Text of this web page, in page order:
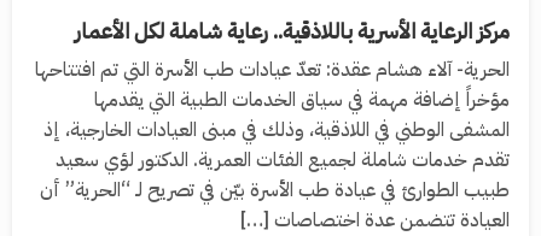
مركز الرعاية الأسرية باللاذقية.. رعاية شاملة لكل الأعمار
الحرية- آلاء هشام عقدة: تعدّ عيادات طب الأسرة التي تم افتتاحها
مؤخراً إضافة مهمة في سياق الخدمات الطبية التي يقدمها
المشفى الوطني في اللاذقية، وذلك في مبنى العيادات الخارجية، إذ
تقدم خدمات شاملة لجميع الفئات العمرية. الدكتور لؤي سعيد
طبيب الطوارئ في عيادة طب الأسرة بيّن في تصريح لـ “الحرية” أن
العيادة تتضمن عدة اختصاصات […]